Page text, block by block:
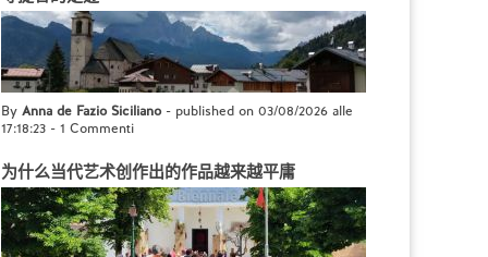
By Anna de Fazio Siciliano- published on 03/08/2026 alle
17:18:23 - 1 Commenti
为什么当代艺术创作出的作品越来越平庸